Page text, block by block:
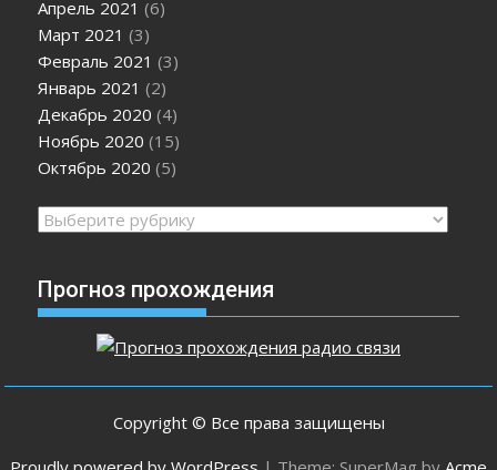
Апрель 2021 (6)
Март 2021 (3)
Февраль 2021 (3)
Январь 2021 (2)
Декабрь 2020 (4)
Ноябрь 2020 (15)
Октябрь 2020 (5)
Рубрики
Прогноз прохождения
Copyright © Все права защищены